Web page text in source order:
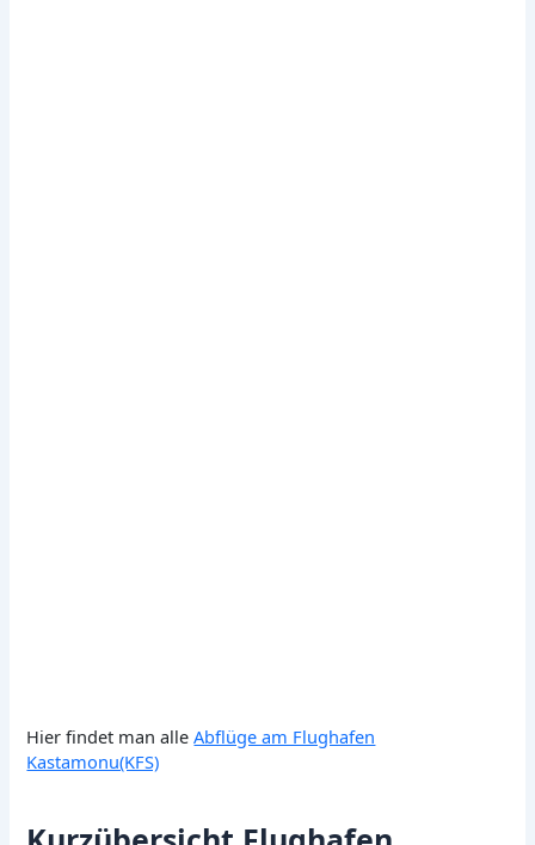
Hier findet man alleAbflüge am Flughafen
Kastamonu(KFS)